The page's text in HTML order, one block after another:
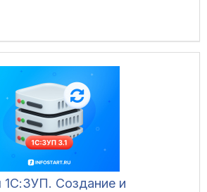
1С:ЗУП. Создание и